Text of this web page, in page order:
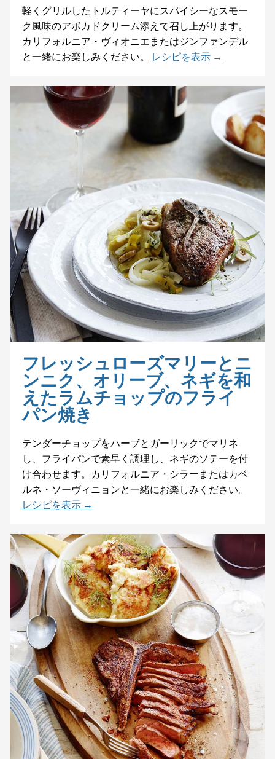
軽くグリルしたトルティーヤにスパイシーなスモー
ク風味のアボカドクリーム添えて召し上がります。
カリフォルニア・ヴィオニエまたはジンファンデル
と一緒にお楽しみください。
レシピを表示 →
フレッシュローズマリーとニ
ンニク、オリーブ、ネギを和
えたラムチョップのフライ
パン焼き
テンダーチョップをハーブとガーリックでマリネ
し、フライパンで素早く調理し、ネギのソテーを付
け合わせます。カリフォルニア・シラーまたはカベ
ルネ・ソーヴィニョンと一緒にお楽しみください。
レシピを表示 →